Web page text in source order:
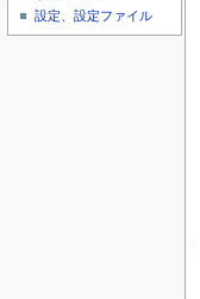
設定、設定ファイル